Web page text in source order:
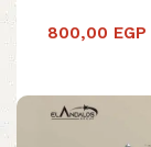
800,00 EGP